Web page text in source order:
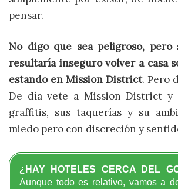
pensar.
No digo que sea peligroso,
resultaría inseguro volver a casa
estando en Mission District. Pero
De día vete a Mission District y
graffitis, sus taquerías y su
miedo pero con discreción y
¿HAY HOTELES CERCA DEL
Aunque todo es relativo, vamos a